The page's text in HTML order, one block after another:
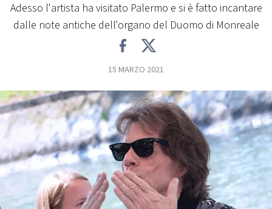
PLAYLIST
CONCORSI
EVENTI
VIDEO
Adesso l'artista ha visitato Palermo e si è fatto incantare
dalle note antiche dell'organo del Duomo di Monreale
15 MARZO 2021